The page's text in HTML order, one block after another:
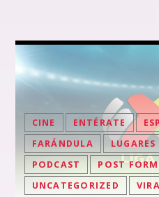
CINE ENTÉRATE
FARÁNDULA
LUGARES
PODCAST
POST
UNCATEGORIZED